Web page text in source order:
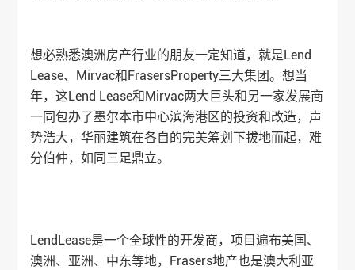
想必熟悉澳洲房产行业的朋友一定知道，就是Lend
Lease、Mirvac和FrasersProperty三大集团。想当
年，这Lend Lease和Mirvac两大巨头和另一家发展商
一同包办了墨尔本市中心滨海港区的投资和改造，声
势浩大，华丽建筑在各自的完美筹划下拔地而起，难
分伯仲，如同三足鼎立。
LendLease是一个全球性的开发商，项目遍布美国、
澳洲、亚洲、中东等地，Frasers地产也是澳大利亚